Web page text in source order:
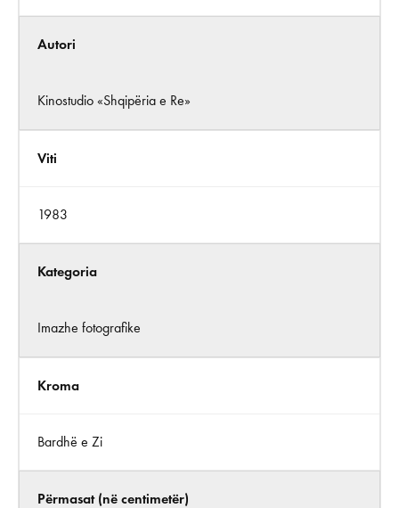
Autori
Kinostudio «Shqipëria e Re»
Viti
1983
Kategoria
Imazhe fotografike
Kroma
Bardhë e Zi
Përmasat (në centimetër)